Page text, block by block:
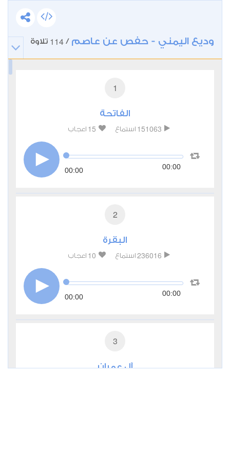
وديع اليمني - حفص عن عاصم /
114 تلاوة
1
الفاتحة
151063 استماع 15 اعجاب
00:00 00:00
2
البقرة
236016 استماع 10 اعجاب
00:00 00:00
3
آل عمران